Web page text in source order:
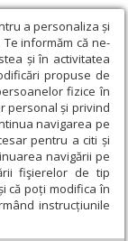
a personaliza și
informăm că ne-
și în activitatea
propuse de
fizice în
personal și privind
navigarea pe
pentru a citi și
navigării pe
fişierelor de tip
că poți modifica în
instrucțiunile
Bucuria Crăciunului
și